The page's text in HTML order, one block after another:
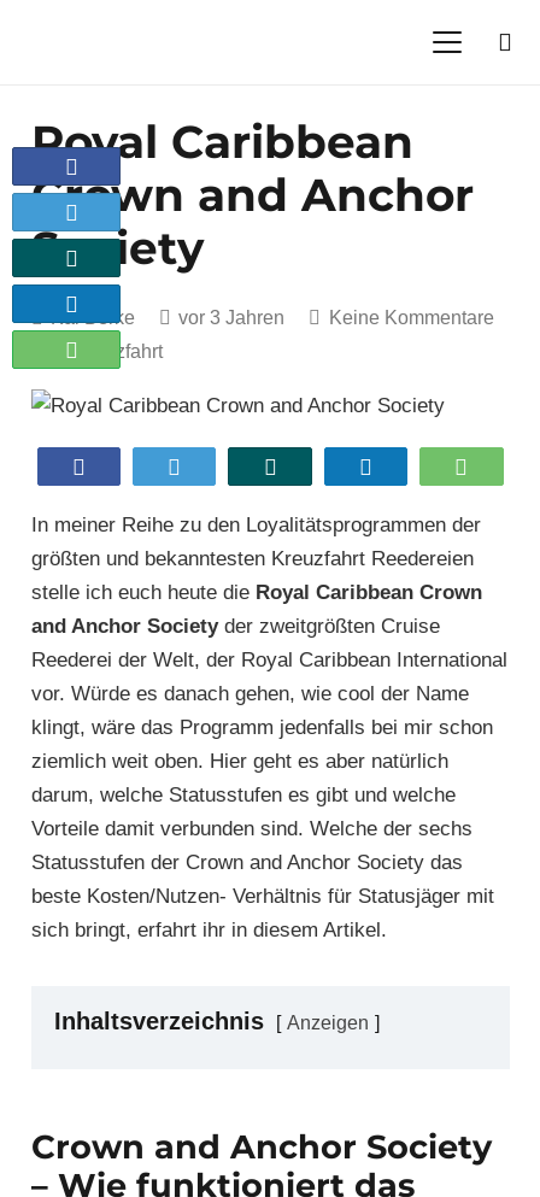
Royal Caribbean
Crown and Anchor
Society
Kai Berke vor 3 Jahren
Keine Kommentare
Kreuzfahrt
In meiner Reihe zu den Loyalitätsprogrammen der
größten und bekanntesten Kreuzfahrt Reedereien
stelle ich euch heute die Royal Caribbean Crown
and Anchor Societyder zweitgrößten Cruise
Reederei der Welt, der Royal Caribbean International
vor. Würde es danach gehen, wie cool der Name
klingt, wäre das Programm jedenfalls bei mir schon
ziemlich weit oben. Hier geht es aber natürlich
darum, welche Statusstufen es gibt und welche
Vorteile damit verbunden sind. Welche der sechs
Statusstufen der Crown and Anchor Society das
beste Kosten/Nutzen- Verhältnis für Statusjäger mit
sich bringt, erfahrt ihr in diesem Artikel.
Inhaltsverzeichnis Anzeigen
Crown and Anchor Society
– Wie funktioniert das
Twittern
Teilen